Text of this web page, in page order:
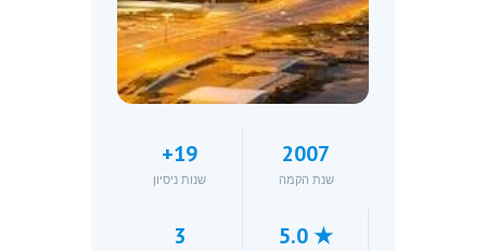
2007
שנת הקמה
19+
שנות ניסיון
★ 5.0
3